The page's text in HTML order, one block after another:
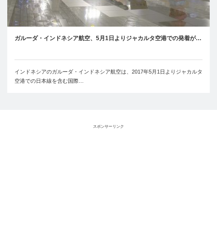
ガルーダ・インドネシア航空、5月1日よりジャカルタ空港での発着が…
インドネシアのガルーダ・インドネシア航空は、2017年5月1日よりジャカルタ
空港での日本線を含む国際…
スポンサーリンク